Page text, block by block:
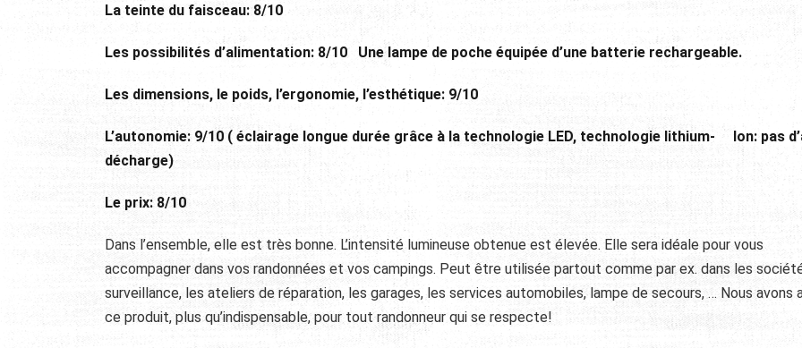
La teinte du faisceau: 8/10
Les possibilités d’alimentation: 8/10 Une lampe de poche équipée d’une batterie rechargeable.
Les dimensions, le poids, l’ergonomie, l’esthétique: 9/10
L’autonomie: 9/10 ( éclairage longue durée grâce à la technologie LED, technologie lithium- lon: pas
décharge)
Le prix: 8/10
Dans l’ensemble, elle est très bonne. L’intensité lumineuse obtenue est élevée. Elle sera idéale pour vous
accompagner dans vos randonnées et vos campings. Peut être utilisée partout comme par ex. dans les
surveillance, les ateliers de réparation, les garages, les services automobiles, lampe de secours, … Nous avons
ce produit, plus qu’indispensable, pour tout randonneur qui se respecte!